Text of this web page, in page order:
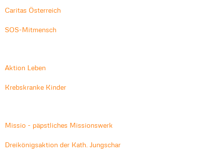
Caritas Österreich
SOS-Mitmensch
Aktion Leben
Krebskranke Kinder
Missio - päpstliches Missionswerk
Dreikönigsaktion der Kath. Jungschar